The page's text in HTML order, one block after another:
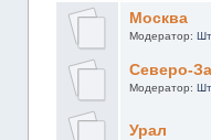
Москва
Модератор:
Северо-
Модератор:
Урал